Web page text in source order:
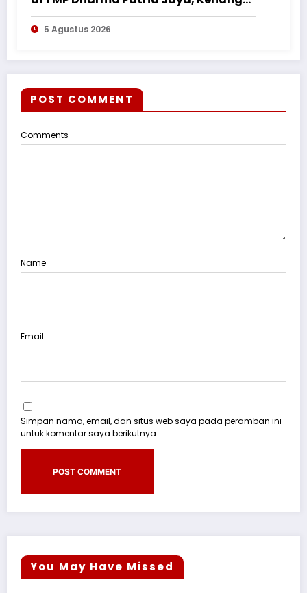
Jasa Pahlawan dalam Peringatan
HUT ke-1
5 Agustus 2026
POST COMMENT
Comments
Name
Email
Simpan nama, email, dan situs web saya pada peramban ini
untuk komentar saya berikutnya.
You May Have Missed